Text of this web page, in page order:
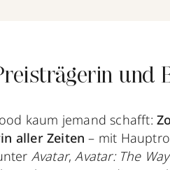
und
kaum jemand schafft:
aller Zeiten– mit
Avatar,Avatar: The